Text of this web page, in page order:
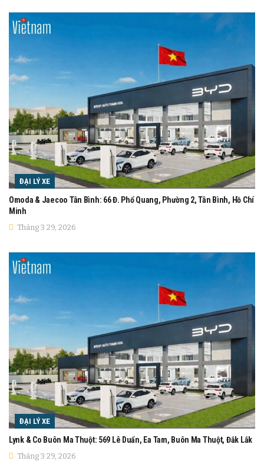
ĐẠI LÝ XE
Omoda & Jaecoo Tân Bình: 66 Đ. Phổ Quang, Phường 2, Tân Bình, Hồ Chí
Minh
Tháng 3 29, 2026
ĐẠI LÝ XE
Lynk & Co Buôn Ma Thuột: 569 Lê Duẩn, Ea Tam, Buôn Ma Thuột, Đắk Lắk
Tháng 3 29, 2026